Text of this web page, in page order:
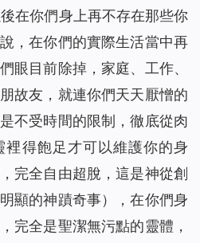
在你們身上再不存在那些你
，在你們的實際生活當中再
眼目前除掉，家庭、工作、
故友，就連你們天天厭憎的
不受時間的限制，徹底從肉
得飽足才可以維護你的身
完全自由超脫，這是神從創
顯的神蹟奇事），在你們身
完全是聖潔無污點的靈體，